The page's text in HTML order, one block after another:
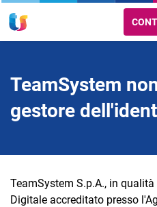
TeamSystem
gestore
TeamSystem S.p.A., in
Digitale accreditato presso